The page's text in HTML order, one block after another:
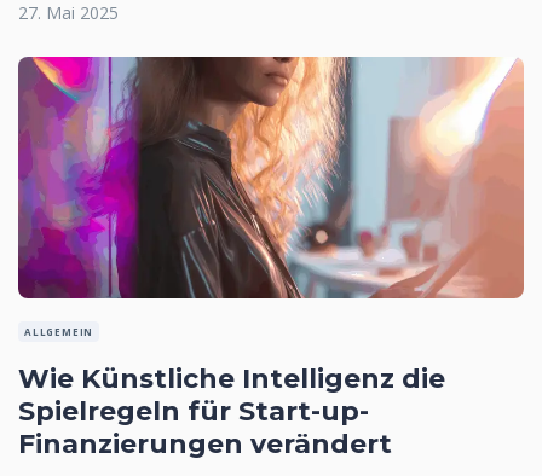
27. Mai 2025
ALLGEMEIN
Wie Künstliche Intelligenz die
Spielregeln für Start-up-
Finanzierungen verändert